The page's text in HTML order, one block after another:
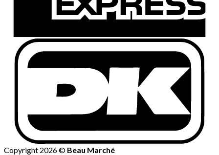
Copyright 2026 © Beau Marché